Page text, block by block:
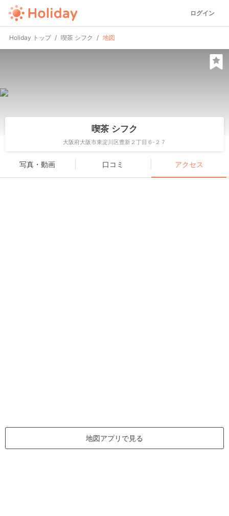
ログイン
Holiday トップ 喫茶 シフク 地図
喫茶 シフク
大阪府大阪市東淀川区豊新２丁目６-２７
写真・動画 口コミ アクセス
地図アプリで見る